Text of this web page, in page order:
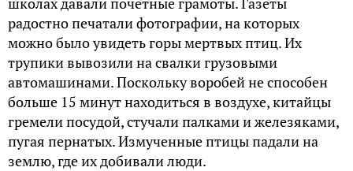
радостно печатали фотографии, на которых
можно было увидеть горы мертвых птиц. Их
трупики вывозили на свалки грузовыми
автомашинами. Поскольку воробей не способен
больше 15 минут находиться в воздухе, китайцы
гремели посудой, стучали палками и железяками,
пугая пернатых. Измученные птицы падали на
землю, где их добивали люди.